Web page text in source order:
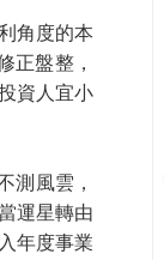
角度的本
正盤整，
資人宜小
測風雲，
運星轉由
年度事業